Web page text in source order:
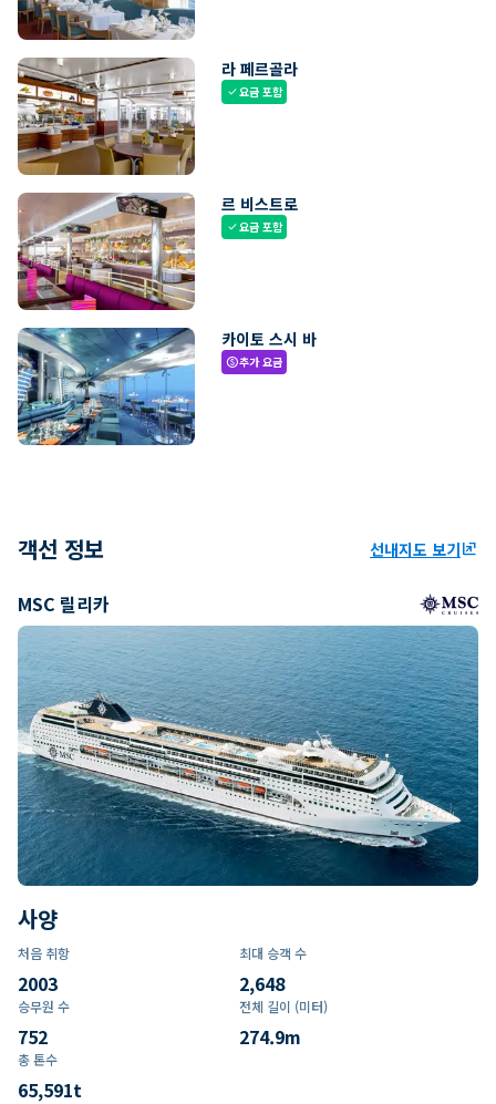
라 페르골라
check요금 포함
르 비스트로
check요금 포함
카이토 스시 바
paid추가 요금
객선 정보 선내지도 보기ungroup
MSC 릴리카
사양
처음 취항
2003
최대 승객 수
2,648
승무원 수
752
전체 길이 (미터)
274.9m
총 톤수
65,591t